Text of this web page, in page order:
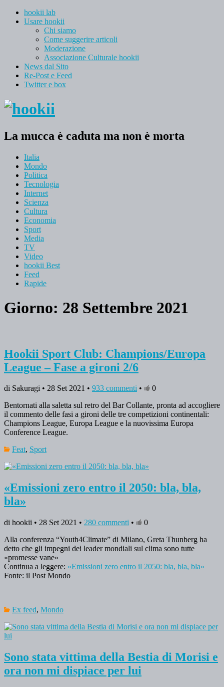
hookii lab
Usare hookii
Chi siamo
Come suggerire articoli
Moderazione
Associazione Culturale hookii
News dal Sito
Re-Post e Feed
Twitter e box
La mucca è caduta ma non è morta
Italia
Mondo
Politica
Tecnologia
Internet
Scienza
Cultura
Economia
Sport
Media
TV
Video
hookii Best
Feed
Rapide
Giorno: 28 Settembre 2021
Hookii Sport Club: Champions/Europa
League – Fase a gironi 2/6
di Sakuragi • 28 Set 2021 • 933 commenti •
0
Bentornati alla saletta sul retro del Bar Collante, pronta ad accogliere
il commento delle fasi a gironi delle tre competizioni continentali:
Champions League, Europa League e la nuovissima Europa
Conference League.
Feat, Sport
«Emissioni zero entro il 2050: bla, bla,
bla»
di hookii • 28 Set 2021 • 280 commenti •
0
Alla conferenza “Youth4Climate” di Milano, Greta Thunberg ha
detto che gli impegni dei leader mondiali sul clima sono tutte
«promesse vane»
Continua a leggere: «Emissioni zero entro il 2050: bla, bla, bla»
Fonte: il Post Mondo
Ex feed, Mondo
Sono stata vittima della Bestia di Morisi e
ora non mi dispiace per lui